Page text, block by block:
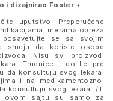
i dizajnirao Foster +
uputstvo. Preporučene
merama opreza
se sa svojim
smeju da koriste osobe
Nisu svi proizvodi
Trudnice i dojilje pre
da konsultuju svog lekara.
i na medikamentoznoj
konsultuju svog lekara i/ili
ovom sajtu su samo za